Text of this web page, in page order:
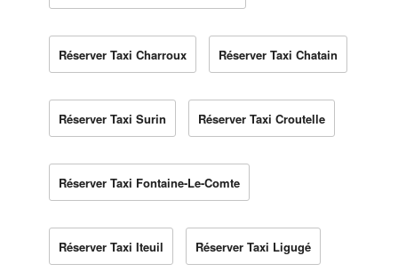
Réserver Taxi Charroux Réserver Taxi Chatain
Réserver Taxi Surin Réserver Taxi Croutelle
Réserver Taxi Fontaine-Le-Comte
Réserver Taxi Iteuil Réserver Taxi Ligugé